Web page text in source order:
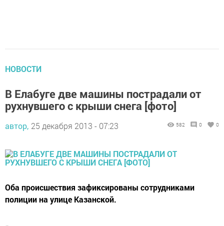
НОВОСТИ
В Елабуге две машины пострадали от
рухнувшего с крыши снега [фото]
автор, 25 декабря 2013 - 07:23 582 0 0
Оба происшествия зафиксированы сотрудниками
полиции на улице Казанской.